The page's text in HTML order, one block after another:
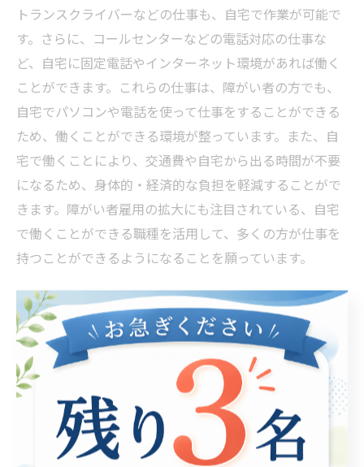
トランスクライバーなどの仕事も、自宅で作業が可能で
す。さらに、コールセンターなどの電話対応の仕事な
ど、自宅に固定電話やインターネット環境があれば働く
ことができます。これらの仕事は、障がい者の方でも、
自宅でパソコンや電話を使って仕事をすることができる
ため、働くことができる環境が整っています。また、自
宅で働くことにより、交通費や自宅から出る時間が不要
になるため、身体的・経済的な負担を軽減することがで
きます。障がい者雇用の拡大にも注目されている、自宅
で働くことができる職種を活用して、多くの方が仕事を
持つことができるようになることを願っています。
障がい者を雇用する企業のメリット
障がい者を雇用することで企業には多様なメリットがあ
ります。1つ目は、多様な人材が入り込み、社員の多様性
も増えることです。障がい者という異なる立場や特性を
持った人々の採用・雇用を通じ、企業はより柔軟かつ多